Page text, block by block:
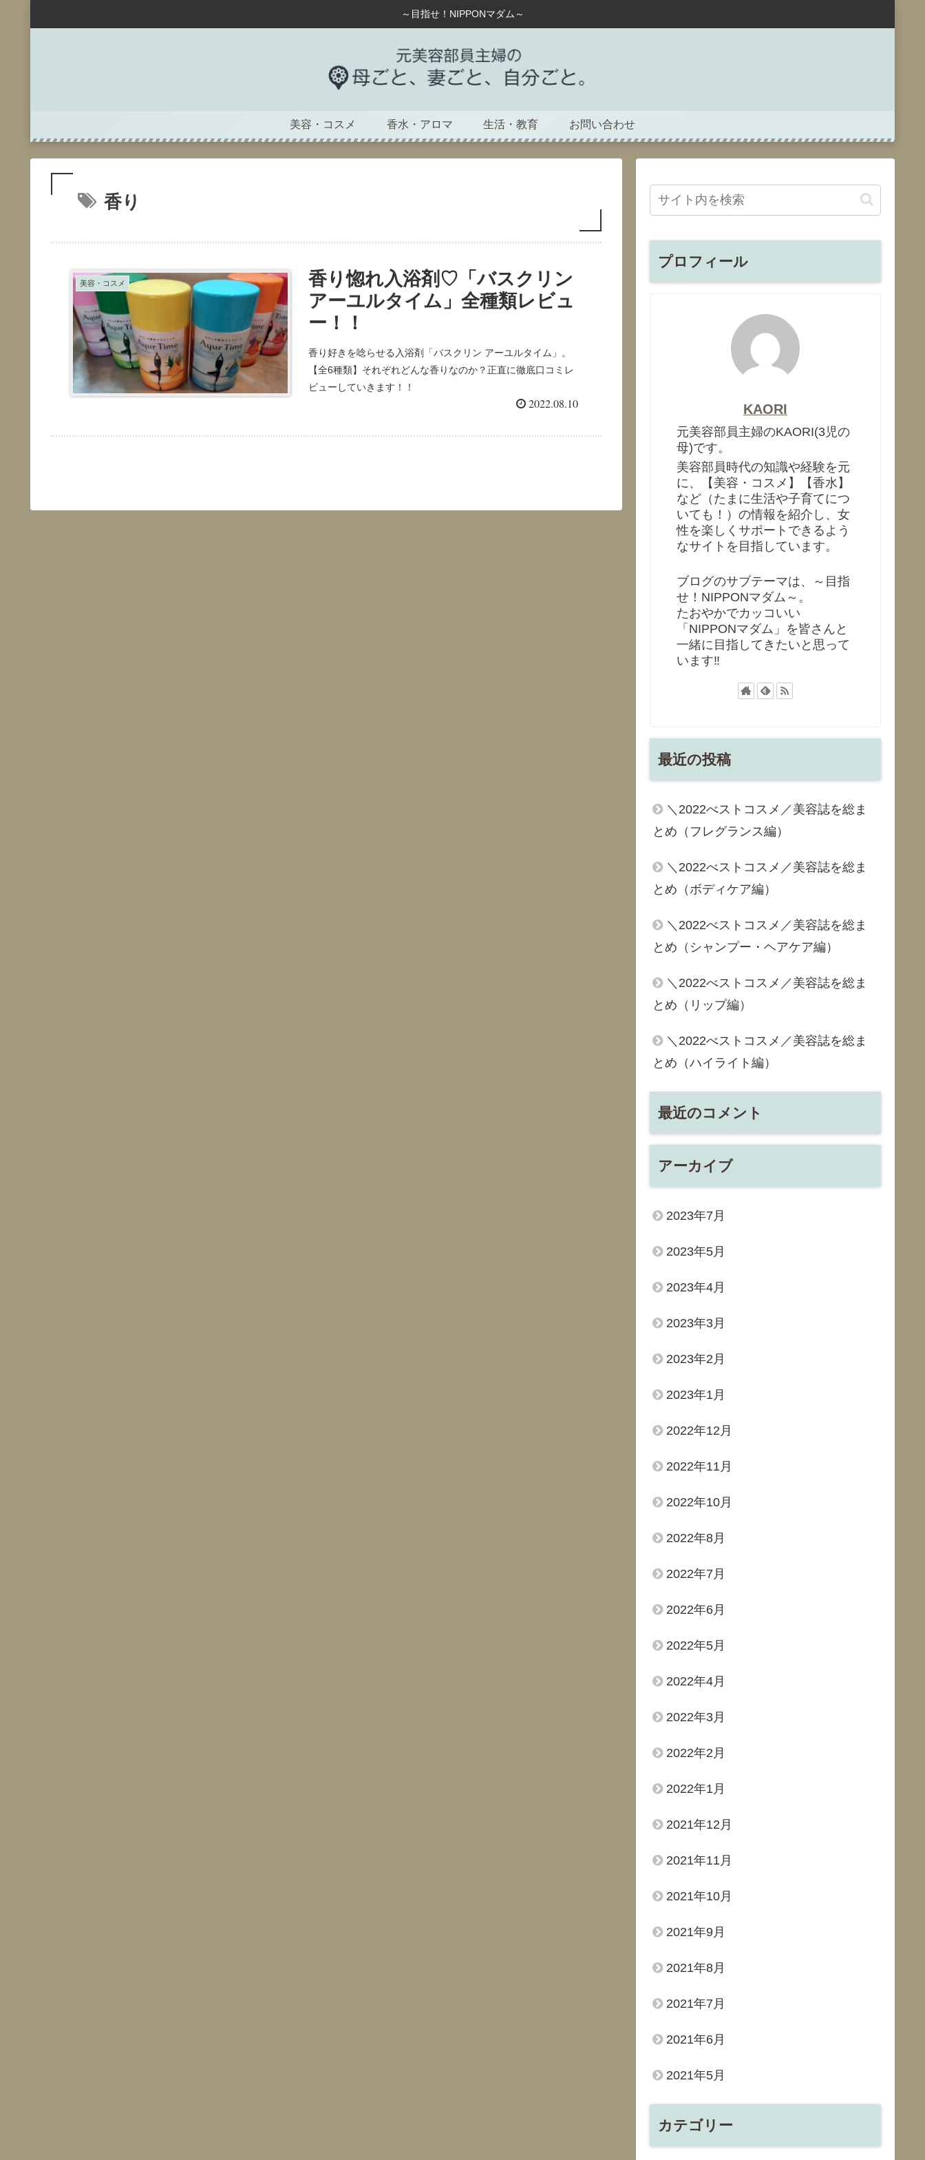
～目指せ！NIPPONマダム～
美容・コスメ 香水・アロマ 生活・教育 お問い合わせ
香り
美容・コスメ
香り惚れ入浴剤♡「バスクリン
アーユルタイム」全種類レビュ
ー！！
香り好きを唸らせる入浴剤「バスクリン アーユルタイム」。
【全6種類】それぞれどんな香りなのか？正直に徹底口コミレ
ビューしていきます！！
2022.08.10
プロフィール
KAORI
元美容部員主婦のKAORI(3児の
母)です。
美容部員時代の知識や経験を元
に、【美容・コスメ】【香水】
など（たまに生活や子育てにつ
いても！）の情報を紹介し、女
性を楽しくサポートできるよう
なサイトを目指しています。
ブログのサブテーマは、～目指
せ！NIPPONマダム～。
たおやかでカッコいい
「NIPPONマダム」を皆さんと
一緒に目指してきたいと思って
います‼
最近の投稿
＼2022べストコスメ／美容誌を総ま
とめ（フレグランス編）
＼2022べストコスメ／美容誌を総ま
とめ（ボディケア編）
＼2022べストコスメ／美容誌を総ま
とめ（シャンプー・ヘアケア編）
＼2022べストコスメ／美容誌を総ま
とめ（リップ編）
＼2022べストコスメ／美容誌を総ま
とめ（ハイライト編）
最近のコメント
アーカイブ
2023年7月
2023年5月
2023年4月
2023年3月
2023年2月
2023年1月
2022年12月
2022年11月
2022年10月
2022年8月
2022年7月
2022年6月
2022年5月
2022年4月
2022年3月
2022年2月
2022年1月
2021年12月
2021年11月
2021年10月
2021年9月
2021年8月
2021年7月
2021年6月
2021年5月
カテゴリー